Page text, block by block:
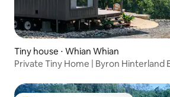
Tiny house ⋅ Whian Whian
Private Tiny Home | Byron Hinterland